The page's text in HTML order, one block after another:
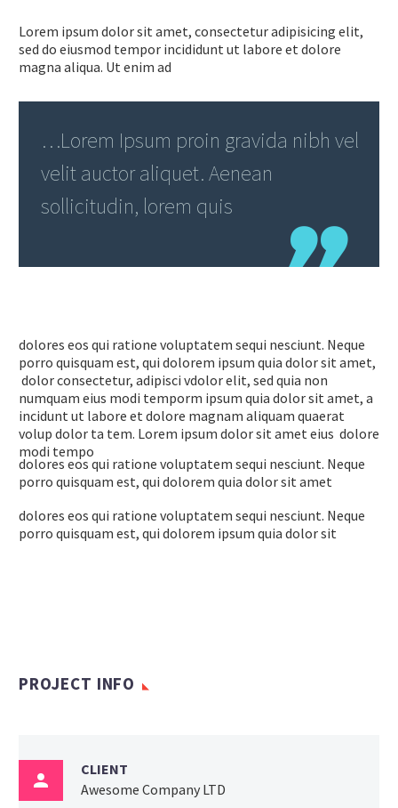
Lorem ipsum dolor sit amet, consectetur adipisicing elit,
sed do eiusmod tempor incididunt ut labore et dolore
magna aliqua. Ut enim ad
…Lorem Ipsum proin gravida nibh vel
velit auctor aliquet. Aenean
sollicitudin, lorem quis
dolores eos qui ratione voluptatem sequi nesciunt. Neque
porro quisquam est, qui dolorem ipsum quia dolor sit amet,
dolor consectetur, adipisci vdolor elit, sed quia non
numquam eius modi temporm ipsum quia dolor sit amet, a
incidunt ut labore et dolore magnam aliquam quaerat
volup dolor ta tem. Lorem ipsum dolor sit amet eius dolore
modi tempo
dolores eos qui ratione voluptatem sequi nesciunt. Neque
porro quisquam est, qui dolorem quia dolor sit amet
dolores eos qui ratione voluptatem sequi nesciunt. Neque
porro quisquam est, qui dolorem ipsum quia dolor sit
PROJECT INFO

CLIENT
Awesome Company LTD